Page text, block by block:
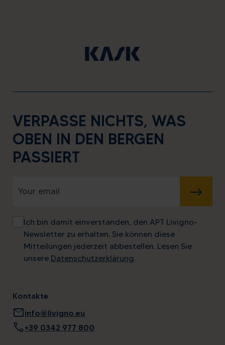
VERPASSE NICHTS, WAS
OBEN IN DEN BERGEN
PASSIERT
SENDEN
Ich bin damit einverstanden, den APT Livigno-
Newsletter zu erhalten. Sie können diese
Mitteilungen jederzeit abbestellen. Lesen Sie
unsere Datenschutzerklärung.
Kontakte
mailinfo@livigno.eu
call +39 0342 977 800